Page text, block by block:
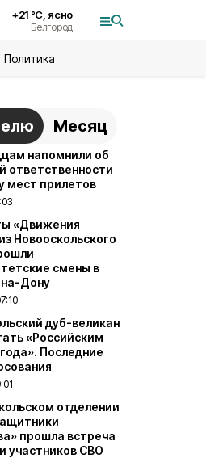
+21°С, ясно
Белгород
Политика
Месяц
напомнили об
ответственности
мест прилетов
«Движения
Новооскольского
смены в
Дону
дуб-великан
«Российским
Последние
отделении
прошла встреча
участников СВО